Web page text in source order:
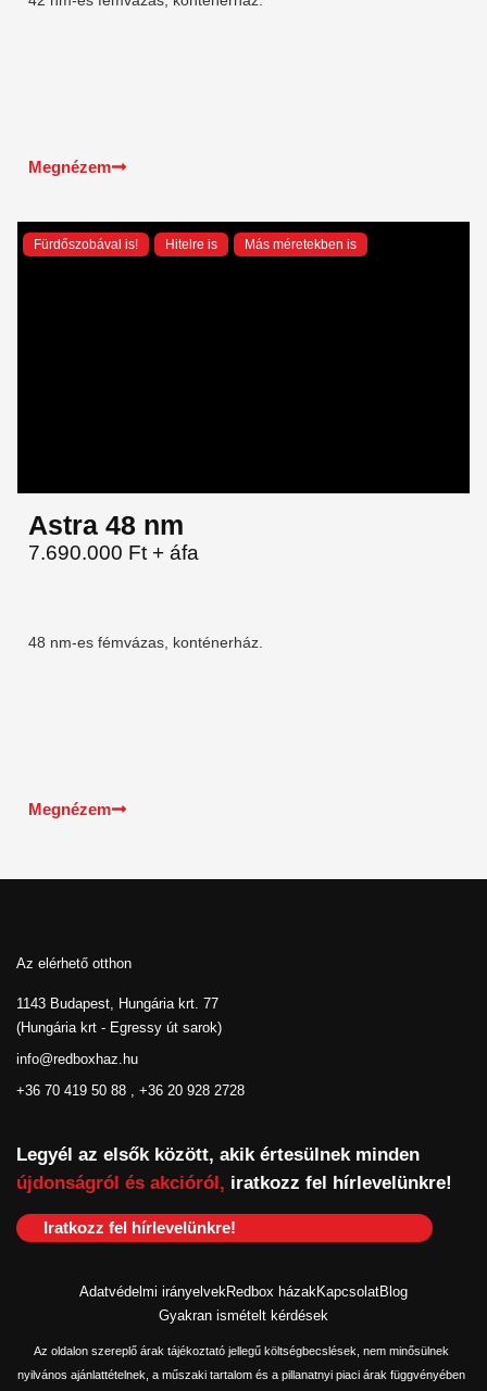
Megnézem
Fürdőszobával is! Hitelre is Más méretekben is
Astra 48 nm
7.690.000 Ft + áfa
48 nm-es fémvázas, konténerház.
Megnézem
Az elérhető otthon
1143 Budapest, Hungária krt. 77
(Hungária krt - Egressy út sarok)
info@redboxhaz.hu
+36 70 419 50 88 , +36 20 928 2728
Legyél az elsők között, akik értesülnek minden
újdonságról és akcióról, iratkozz fel hírlevelünkre!
Iratkozz fel hírlevelünkre!
Adatvédelmi irányelvekRedbox házakKapcsolatBlog
Gyakran ismételt kérdések
Az oldalon szereplő árak tájékoztató jellegű költségbecslések, nem minősülnek
nyilvános ajánlattételnek, a műszaki tartalom és a pillanatnyi piaci árak függvényében